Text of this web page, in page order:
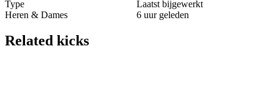
Type
Heren & Dames
Laatst bijgewerkt
6 uur geleden
Related kicks